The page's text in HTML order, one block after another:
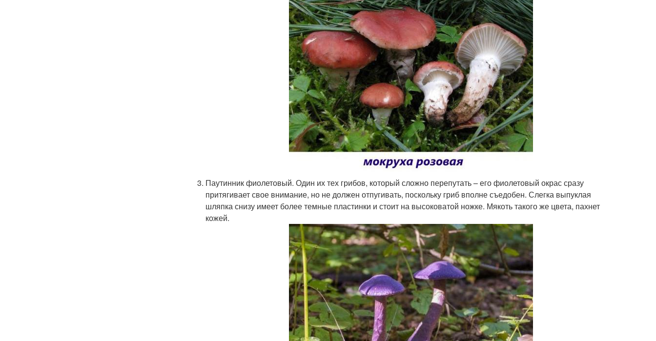
Паутинник фиолетовый. Один их тех грибов, который сложно перепутать – его фиолетовый окрас сразу
притягивает свое внимание, но не должен отпугивать, поскольку гриб вполне съедобен. Слегка выпуклая
шляпка снизу имеет более темные пластинки и стоит на высоковатой ножке. Мякоть такого же цвета, пахнет
кожей.